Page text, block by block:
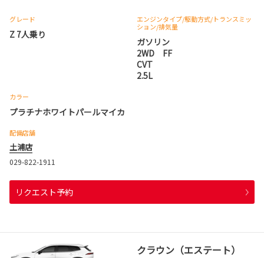
グレード
Z 7人乗り
エンジンタイプ/駆動方式/トランスミッ
ション/排気量
ガソリン
2WD FF
CVT
2.5L
カラー
プラチナホワイトパールマイカ
配備店舗
土浦店
029-822-1911
リクエスト予約
クラウン（エステート）